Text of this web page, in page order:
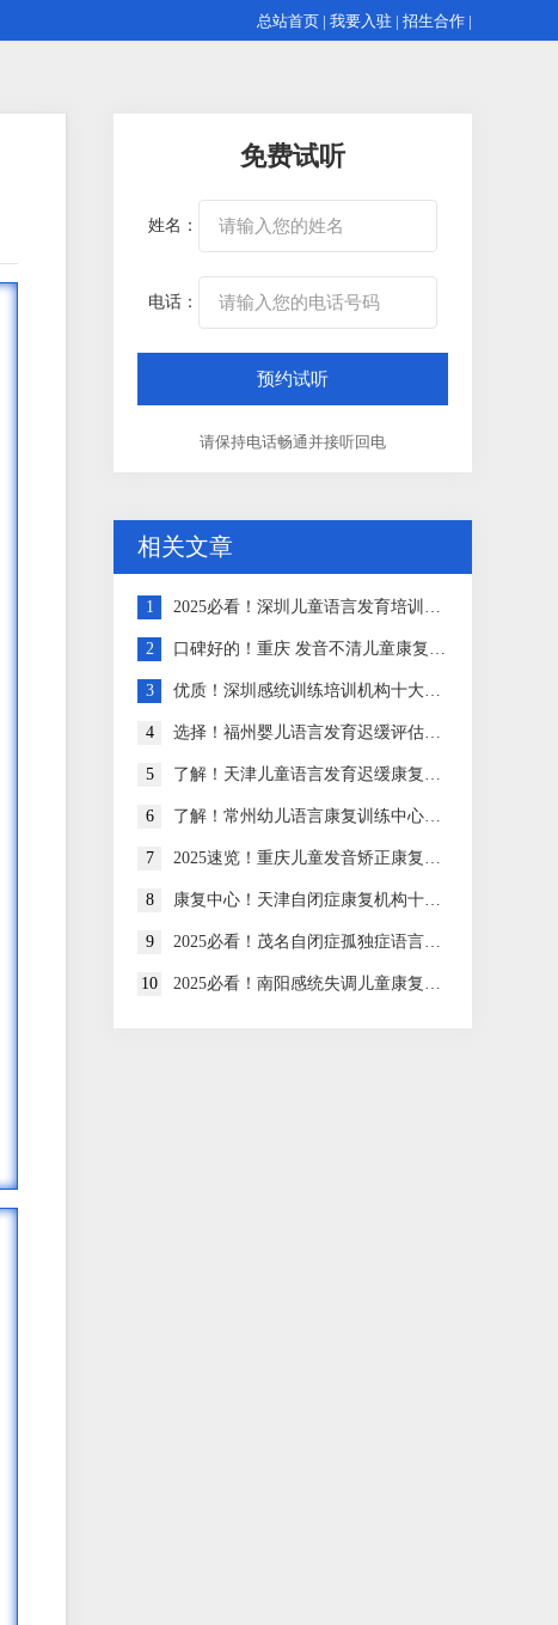
总站首页 | 我要入驻 | 招生合作 |
免费试听
姓名：
电话：
请保持电话畅通并接听回电
相关文章
1 2025必看！深圳儿童语言发育培训机构排行
2 口碑好的！重庆 发音不清儿童康复训练 十大排名揭秘
3 优质！深圳感统训练培训机构十大排名名单出炉
4 选择！福州婴儿语言发育迟缓评估机构十大排行榜
5 了解！天津儿童语言发育迟缓康复中心十大汇总必看
6 了解！常州幼儿语言康复训练中心十大排名大公开
7 2025速览！重庆儿童发音矫正康复中心十大排行榜
8 康复中心！天津自闭症康复机构十大排名名单公布
9 2025必看！茂名自闭症孤独症语言康复机构十大排名名单一览
10 2025必看！南阳感统失调儿童康复训练机构十大排行榜